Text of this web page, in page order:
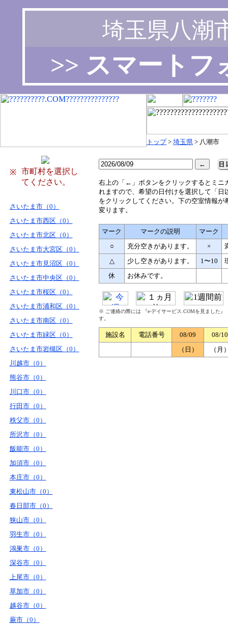
埼玉県八潮
>> スマートフ
トップ> 埼玉県 > 八潮市
※
市町村を選択し
てください。
さいたま市（0）
さいたま市西区（0）
さいたま市北区（0）
さいたま市大宮区（0）
さいたま市見沼区（0）
さいたま市中央区（0）
さいたま市桜区（0）
さいたま市浦和区（0）
さいたま市南区（0）
さいたま市緑区（0）
さいたま市岩槻区（0）
川越市（0）
熊谷市（0）
川口市（0）
行田市（0）
秩父市（0）
所沢市（0）
飯能市（0）
加須市（0）
本庄市（0）
東松山市（0）
春日部市（0）
狭山市（0）
羽生市（0）
鴻巣市（0）
深谷市（0）
上尾市（0）
草加市（0）
越谷市（0）
蕨市（0）
右 上の「←」ボタンをクリックするとミニ
れますので、希望の日付けを選択して「日
をクリックしてください。下の空室情報が
変ります。
マーク マークの説明
マーク
○
充分空きがあります。 ×
△
少し空きがあります。 1〜10
休
お休みです。
※ ご連絡の際には 『e-デイサービス.COMを見ました
す。
施設名 電話番号 08/09
08/10
（日）
（月